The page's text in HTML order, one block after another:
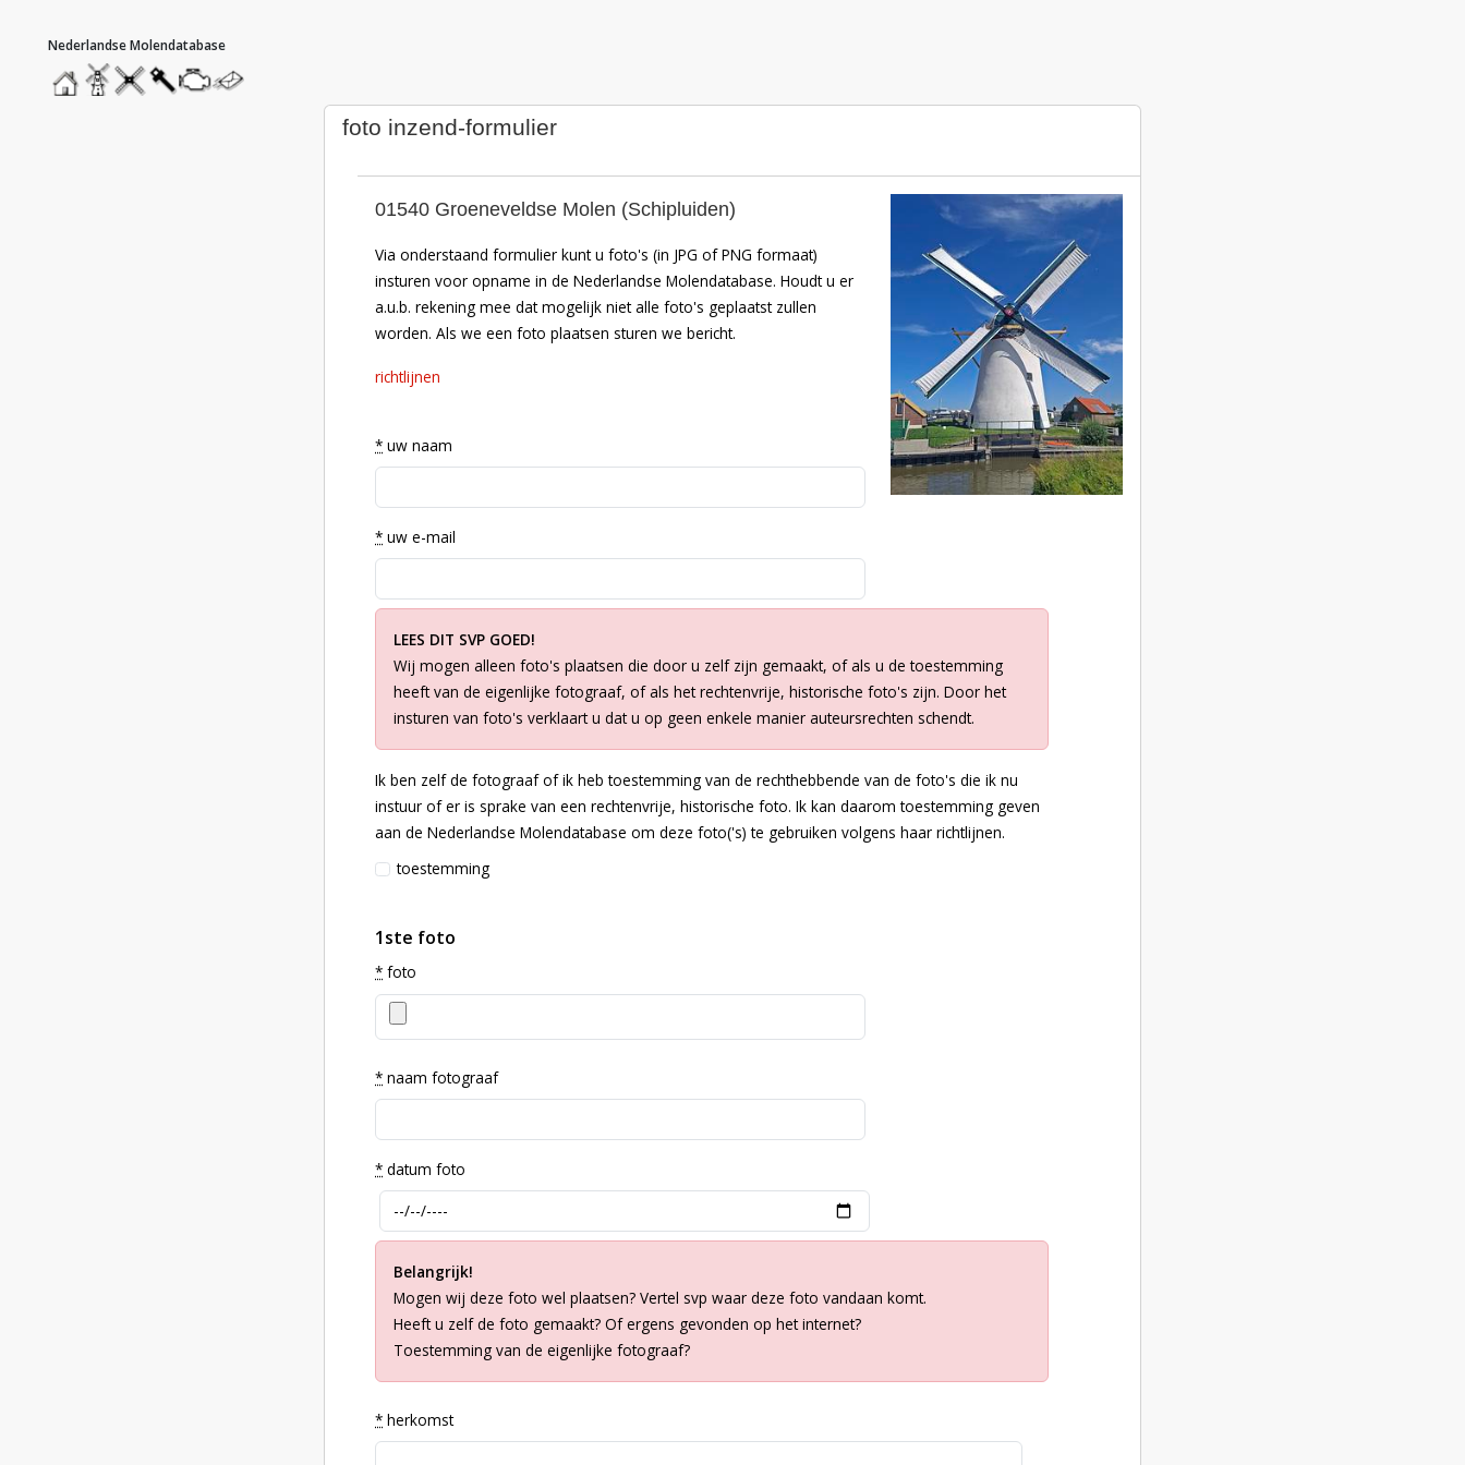
hoofdmenu
homemolendatabase
roedendatabase
assendatabase
motorendatabase
stuur
een
foto inzend-formulier
01540 Groeneveldse Molen (Schipluiden)
Via onderstaand formulier kunt u foto's (in JPG of PNG formaat)
insturen voor opname in de Nederlandse Molendatabase. Houdt u er
a.u.b. rekening mee dat mogelijk niet alle foto's geplaatst zullen
worden. Als we een foto plaatsen sturen we bericht.
richtlijnen
* uw naam
* uw e-mail
LEES DIT SVP GOED!
Wij mogen alleen foto's plaatsen die door u zelf zijn gemaakt, of als u de toestemming
heeft van de eigenlijke fotograaf, of als het rechtenvrije, historische foto's zijn. Door het
insturen van foto's verklaart u dat u op geen enkele manier auteursrechten schendt.
Ik ben zelf de fotograaf of ik heb toestemming van de rechthebbende van de foto's die ik nu
instuur of er is sprake van een rechtenvrije, historische foto. Ik kan daarom toestemming geven
aan de Nederlandse Molendatabase om deze foto('s) te gebruiken volgens haar richtlijnen.
toestemming
1ste foto
* foto
* naam fotograaf
* datum foto
Belangrijk!
Mogen wij deze foto wel plaatsen? Vertel svp waar deze foto vandaan komt.
Heeft u zelf de foto gemaakt? Of ergens gevonden op het internet?
Toestemming van de eigenlijke fotograaf?
* herkomst